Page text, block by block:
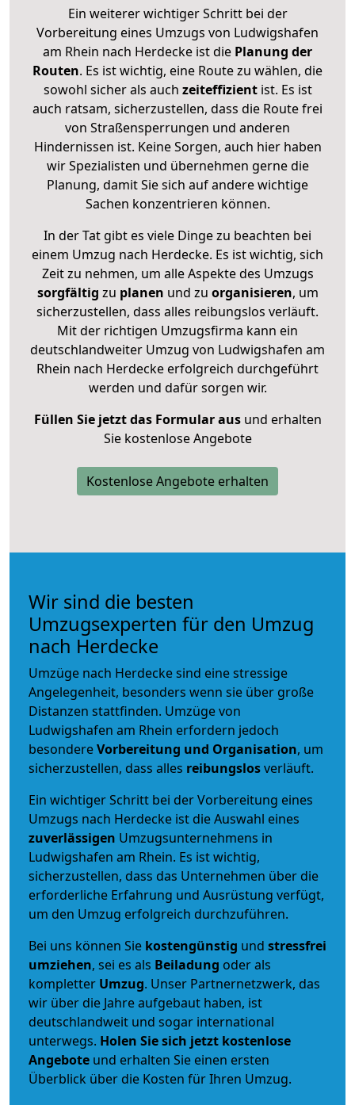
Ein weiterer wichtiger Schritt bei der
Vorbereitung eines Umzugs von Ludwigshafen
am Rhein nach Herdecke ist die Planung der
Routen. Es ist wichtig, eine Route zu wählen, die
sowohl sicher als auch zeiteffizientist. Es ist
auch ratsam, sicherzustellen, dass die Route frei
von Straßensperrungen und anderen
Hindernissen ist. Keine Sorgen, auch hier haben
wir Spezialisten und übernehmen gerne die
Planung, damit Sie sich auf andere wichtige
Sachen konzentrieren können.
In der Tat gibt es viele Dinge zu beachten bei
einem Umzug nach Herdecke. Es ist wichtig, sich
Zeit zu nehmen, um alle Aspekte des Umzugs
sorgfältig zu planen und zu organisieren, um
sicherzustellen, dass alles reibungslos verläuft.
Mit der richtigen Umzugsfirma kann ein
deutschlandweiter Umzug von Ludwigshafen am
Rhein nach Herdecke erfolgreich durchgeführt
werden und dafür sorgen wir.
Füllen Sie jetzt das Formular ausund erhalten
Sie kostenlose Angebote
Kostenlose Angebote erhalten
Wir sind die besten
Umzugsexperten für den Umzug
nach Herdecke
Umzüge nach Herdecke sind eine stressige
Angelegenheit, besonders wenn sie über große
Distanzen stattfinden. Umzüge von
Ludwigshafen am Rhein erfordern jedoch
besondereVorbereitung und Organisation, um
sicherzustellen, dass alles reibungslosverläuft.
Ein wichtiger Schritt bei der Vorbereitung eines
Umzugs nach Herdecke ist die Auswahl eines
zuverlässigen Umzugsunternehmens in
Ludwigshafen am Rhein. Es ist wichtig,
sicherzustellen, dass das Unternehmen über die
erforderliche Erfahrung und Ausrüstung verfügt,
um den Umzug erfolgreich durchzuführen.
Bei uns können Sie kostengünstig und stressfrei
umziehen, sei es als Beiladung oder als
kompletter Umzug. Unser Partnernetzwerk, das
wir über die Jahre aufgebaut haben, ist
deutschlandweit und sogar international
unterwegs. Holen Sie sich jetzt kostenlose
Angebote und erhalten Sie einen ersten
Überblick über die Kosten für Ihren Umzug.